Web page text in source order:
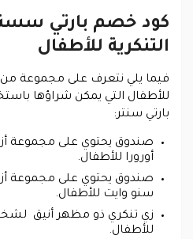
كود خصم بارتي
التنكرية للأطفال
فيما يلي نتعرف على مجموعة من
للأطفال التي يمكن شراؤها
بارتي سنتر:
صندوق يحتوي على مجموعة
أورورا للأطفال.
صندوق يحتوي على مجموعة
سنو وايت للأطفال.
للأطفال.